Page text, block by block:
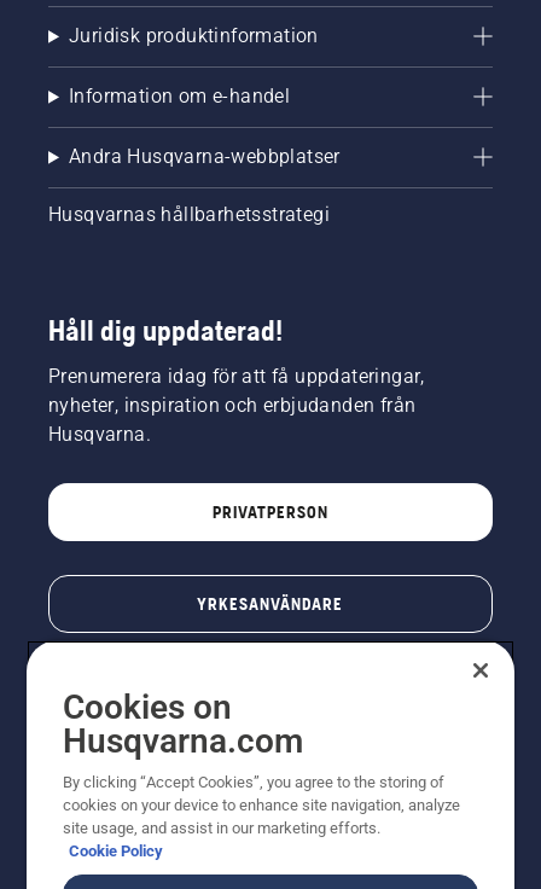
Juridisk produktinformation
Information om e-handel
Andra Husqvarna-webbplatser
Husqvarnas hållbarhetsstrategi
Håll dig uppdaterad!
Prenumerera idag för att få uppdateringar,
nyheter, inspiration och erbjudanden från
Husqvarna.
PRIVATPERSON
YRKESANVÄNDARE
© Husqvarna AB (publ). All rights reserved. Priserna
som visas är rekommenderade cirkapriser. Alla angivna
Cookies on
Husqvarna.com
By clicking “Accept Cookies”, you agree to the storing of
cookies on your device to enhance site navigation, analyze
site usage, and assist in our marketing efforts.
Cookie Policy